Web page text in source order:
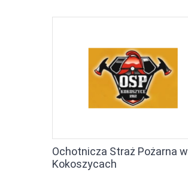
Ochotnicza Straż Pożarna w
Kokoszycach